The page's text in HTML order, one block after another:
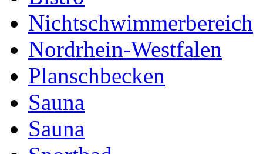
Nichtschwimmerbereich
Nordrhein-Westfalen
Planschbecken
Sauna
Sauna